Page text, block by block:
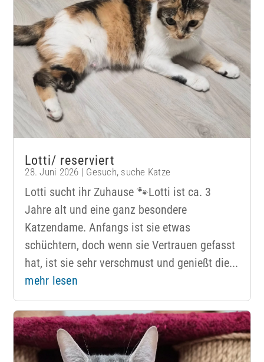
Lotti/ reserviert
28. Juni 2026 | Gesuch, suche Katze
Lotti sucht ihr Zuhause 🐾Lotti ist ca. 3
Jahre alt und eine ganz besondere
Katzendame. Anfangs ist sie etwas
schüchtern, doch wenn sie Vertrauen gefasst
hat, ist sie sehr verschmust und genießt die...
mehr lesen